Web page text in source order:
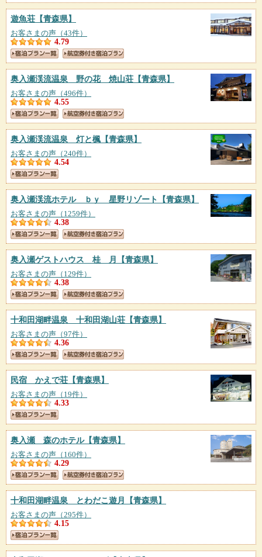
遊魚荘 【青森県】
お客さまの声（43件）
4.79
奥入瀬渓流温泉 野の花 焼山荘 【青森県】
お客さまの声（496件）
4.55
奥入瀬渓流温泉 灯と楓 【青森県】
お客さまの声（240件）
4.54
奥入瀬渓流ホテル ｂｙ 星野リゾート 【青森県】
お客さまの声（1259件）
4.38
奥入瀬ゲストハウス 桂 月 【青森県】
お客さまの声（129件）
4.38
十和田湖畔温泉 十和田湖山荘 【青森県】
お客さまの声（97件）
4.36
民宿 かえで荘 【青森県】
お客さまの声（19件）
4.33
奥入瀬 森のホテル【青森県】
お客さまの声（160件）
4.29
十和田湖畔温泉 とわだこ遊月 【青森県】
お客さまの声（295件）
4.15